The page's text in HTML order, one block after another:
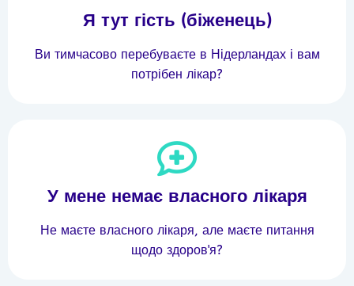
Я тут гість (біженець)
Ви тимчасово перебуваєте в Нідерландах і вам
потрібен лікар?
У мене немає власного лікаря
Не маєте власного лікаря, але маєте питання
щодо здоров'я?